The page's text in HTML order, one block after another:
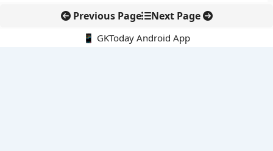
Previous Page Next Page
📱 GKToday Android App